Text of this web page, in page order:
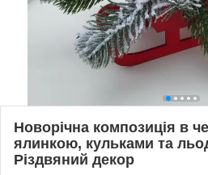
Новорічна композиція в
ялинкою, кульками та
Різдвяний декор